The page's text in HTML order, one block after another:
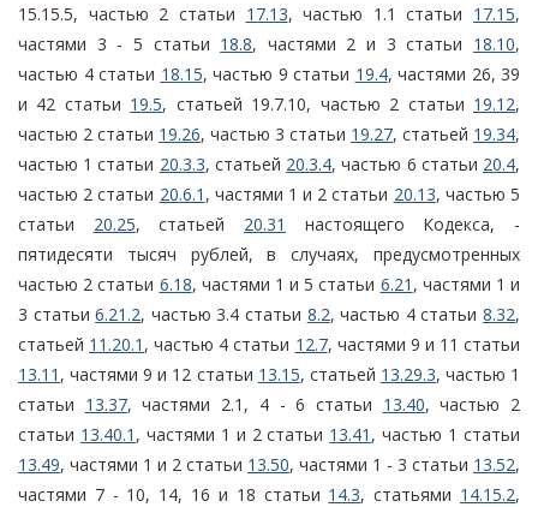
15.15.5, частью 2 статьи 17.13, частью 1.1 статьи 17.15,
частями 3 - 5 статьи 18.8, частями 2 и 3 статьи 18.10,
частью 4 статьи 18.15, частью 9 статьи 19.4, частями 26, 39
и 42 статьи 19.5, статьей 19.7.10, частью 2 статьи 19.12,
частью 2 статьи 19.26, частью 3 статьи 19.27, статьей 19.34,
частью 1 статьи 20.3.3, статьей 20.3.4, частью 6 статьи 20.4,
частью 2 статьи 20.6.1 , частями 1 и 2 статьи 20.13, частью 5
статьи 20.25, статьей 20.31
настоящего Кодекса, -
пятидесяти тысяч рублей, в случаях, предусмотренных
частью 2 статьи 6.18, частями 1 и 5 статьи 6.21 , частями 1 и
3 статьи6.21.2, частью 3.4 статьи 8.2, частью 4 статьи8.32,
статьей 11.20.1 , частью 4 статьи 12.7, частями 9 и 11 статьи
13.11 , частями 9 и 12 статьи 13.15, статьей 13.29.3, частью 1
статьи 13.37, частями 2.1, 4 - 6 статьи 13.40, частью 2
статьи 13.40.1 , частями 1 и 2 статьи 13.41 , частью 1 статьи
13.49, частями 1 и 2 статьи 13.50, частями 1 - 3 статьи 13.52,
частями 7 - 10, 14, 16 и 18 статьи 14.3, статьями 14.15.2,